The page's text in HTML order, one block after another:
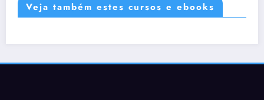
Veja também estes cursos e ebooks